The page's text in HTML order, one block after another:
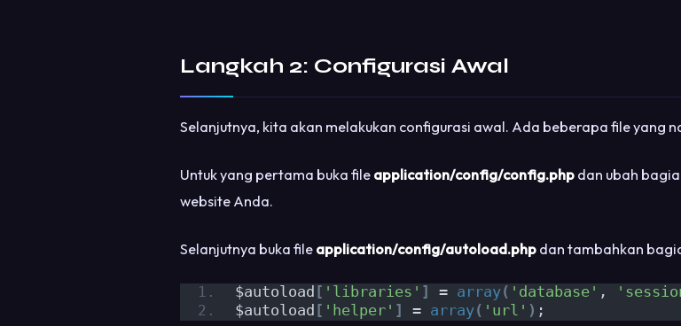
Langkah 2: Configurasi Awal
Selanjutnya, kita akan melakukan configurasi awal. Ada beberapa file yang
Untuk yang pertama buka file application/config/config.phpdan ubah
website Anda.
Selanjutnya buka file application/config/autoload.phpdan tambahkan
$autoload [ 'libraries' ] = array( 'database' ,
$autoload [ 'helper' ] = array( 'url' ) ;